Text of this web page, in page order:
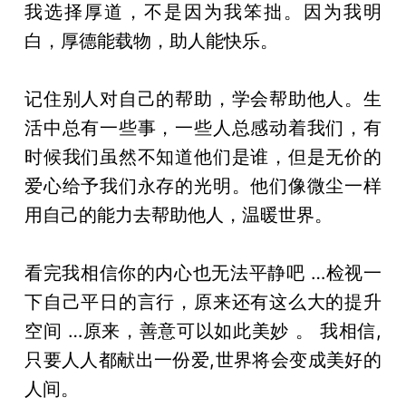
我选择厚道，不是因为我笨拙。因为我明
白，厚德能载物，助人能快乐。
记住别人对自己的帮助，学会帮助他人。生
活中总有一些事，一些人总感动着我们，有
时候我们虽然不知道他们是谁，但是无价的
爱心给予我们永存的光明。他们像微尘一样
用自己的能力去帮助他人，温暖世界。
看完我相信你的内心也无法平静吧 …检视一
下自己平日的言行，原来还有这么大的提升
空间 …原来，善意可以如此美妙 。 我相信,
只要人人都献出一份爱,世界将会变成美好的
人间。